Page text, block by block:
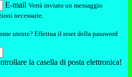
E-mail Verrà inviato un messaggio
necessarie.
utente? Effettua il reset della password
la casella di posta elettronica!